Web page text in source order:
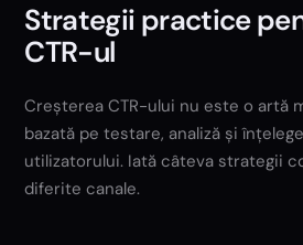
Strategii practice
CTR-ul
Creșterea CTR-ului nu este o artă
bazată pe testare, analiză și
utilizatorului. Iată câteva strategii
diferite canale.